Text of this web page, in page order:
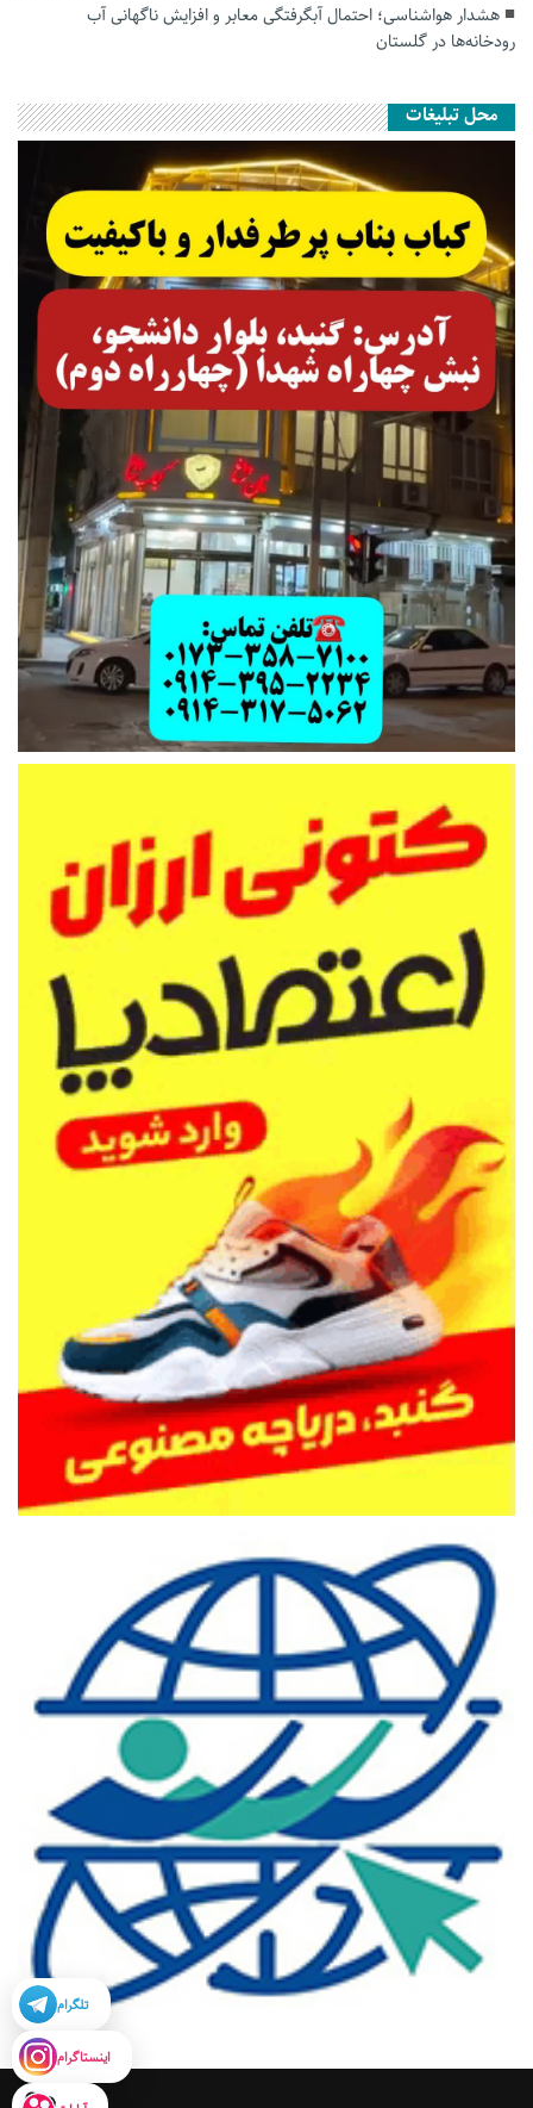
هشدار هواشناسی؛ احتمال آبگرفتگی معابر و افزایش ناگهانی آب
رودخانه‌ها در گلستان
محل تبلیغات
تلگرام
اینستاگرام